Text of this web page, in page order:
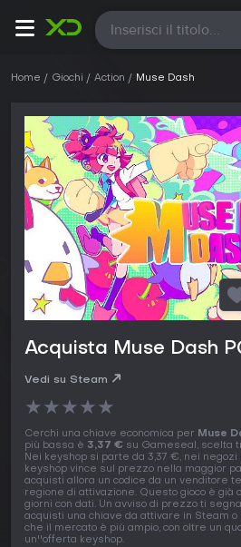
Tutte
Home Giochi Action Muse Dash
Acquista Muse Dash
Vedi su Steam
★★★★★
Cerchi una chiave economica per Muse
più bassa è 3,37 € su Gameseal, scelta
Nei keyshop si parte da 3,37 €, nei negozi
keyshop vince sul prezzo nella maggior
acquisti allora un codice da un venditore
regione di attivazione. Questo gioco è già
giorni con dati. Un avviso di prezzo ti
acquisti una chiave da attivare in Steam o
che il mercato è più ampio, con oltre un
un''offerta keyshop.